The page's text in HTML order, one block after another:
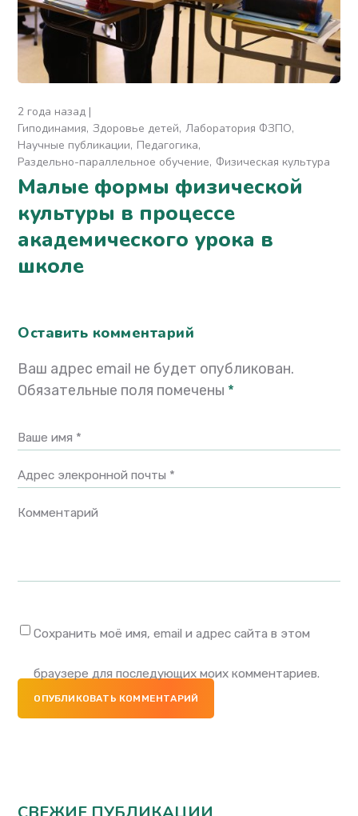
2 года назад
Гиподинамия Здоровье детей Лаборатория ФЗПО
Научные публикации Педагогика
Раздельно-параллельное обучение Физическая культура
Малые формы физической
культуры в процессе
академического урока в
школе
Оставить комментарий
Ваш адрес email не будет опубликован.
Обязательные поля помечены *
Ваше имя *
Адрес элекронной почты *
Комментарий
Сохранить моё имя, email и адрес сайта в этом
браузере для последующих моих комментариев.
ОПУБЛИКОВАТЬ КОММЕНТАРИЙ